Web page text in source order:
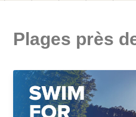
Plages près